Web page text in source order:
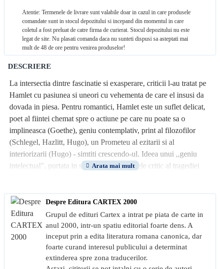
Atentie: Termenele de livrare sunt valabile doar in cazul in care produsele
comandate sunt in stocul depozitului si incepand din momentul in care
coletul a fost preluat de catre firma de curierat. Stocul depozitului nu este
legat de site. Nu plasati comanda daca nu sunteti dispusi sa asteptati mai
mult de 48 de ore pentru venirea produselor!
Despre Editura CARTEX 2000
Grupul de edituri Cartex a intrat pe piata de carte in
anul 2000, intr-un spatiu editorial foarte dens. A
inceput prin a edita literatura romana canonica, dar
foarte curand interesul publicului a determinat
extinderea spre zona traducerilor.
DESCRIERE
La intersectia dintre fascinatie si exasperare, criticii l-au tratat pe
Hamlet cu pasiunea si uneori cu vehementa de care el insusi da
dovada in piesa. Pentru romantici, Hamlet este un suflet delicat,
poet al fiintei chemat spre o actiune pe care nu poate sa o
implineasca (Goethe), geniu contemplativ, print al filozofilor
(Schlegel, Hazlitt, Hugo), un Prometeu al ezitarii si al
interiorizarii (Hugo) - simtiti crescendo-ul. Ideea unui ,,geniu
intelectual", purtata in secolul XX de marele critic al tragediei
Adrian Papahagi